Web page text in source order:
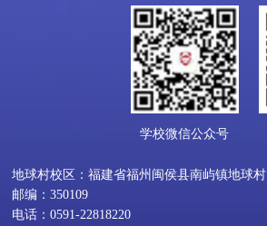
学校微信公众号
地球村校区：福建省福州闽侯县南屿镇地球村
邮编：350109
电话：0591-22818220